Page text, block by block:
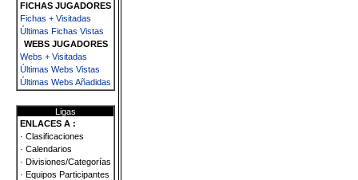
FICHAS JUGADORES
Fichas + Visitadas
Últimas Fichas Vistas
WEBS JUGADORES
Webs + Visitadas
Últimas Webs Vistas
Últimas Webs Añadidas
Ligas
ENLACES A :
· Clasificaciones
· Calendarios
· Divisiones/Categorías
· Equipos Participantes